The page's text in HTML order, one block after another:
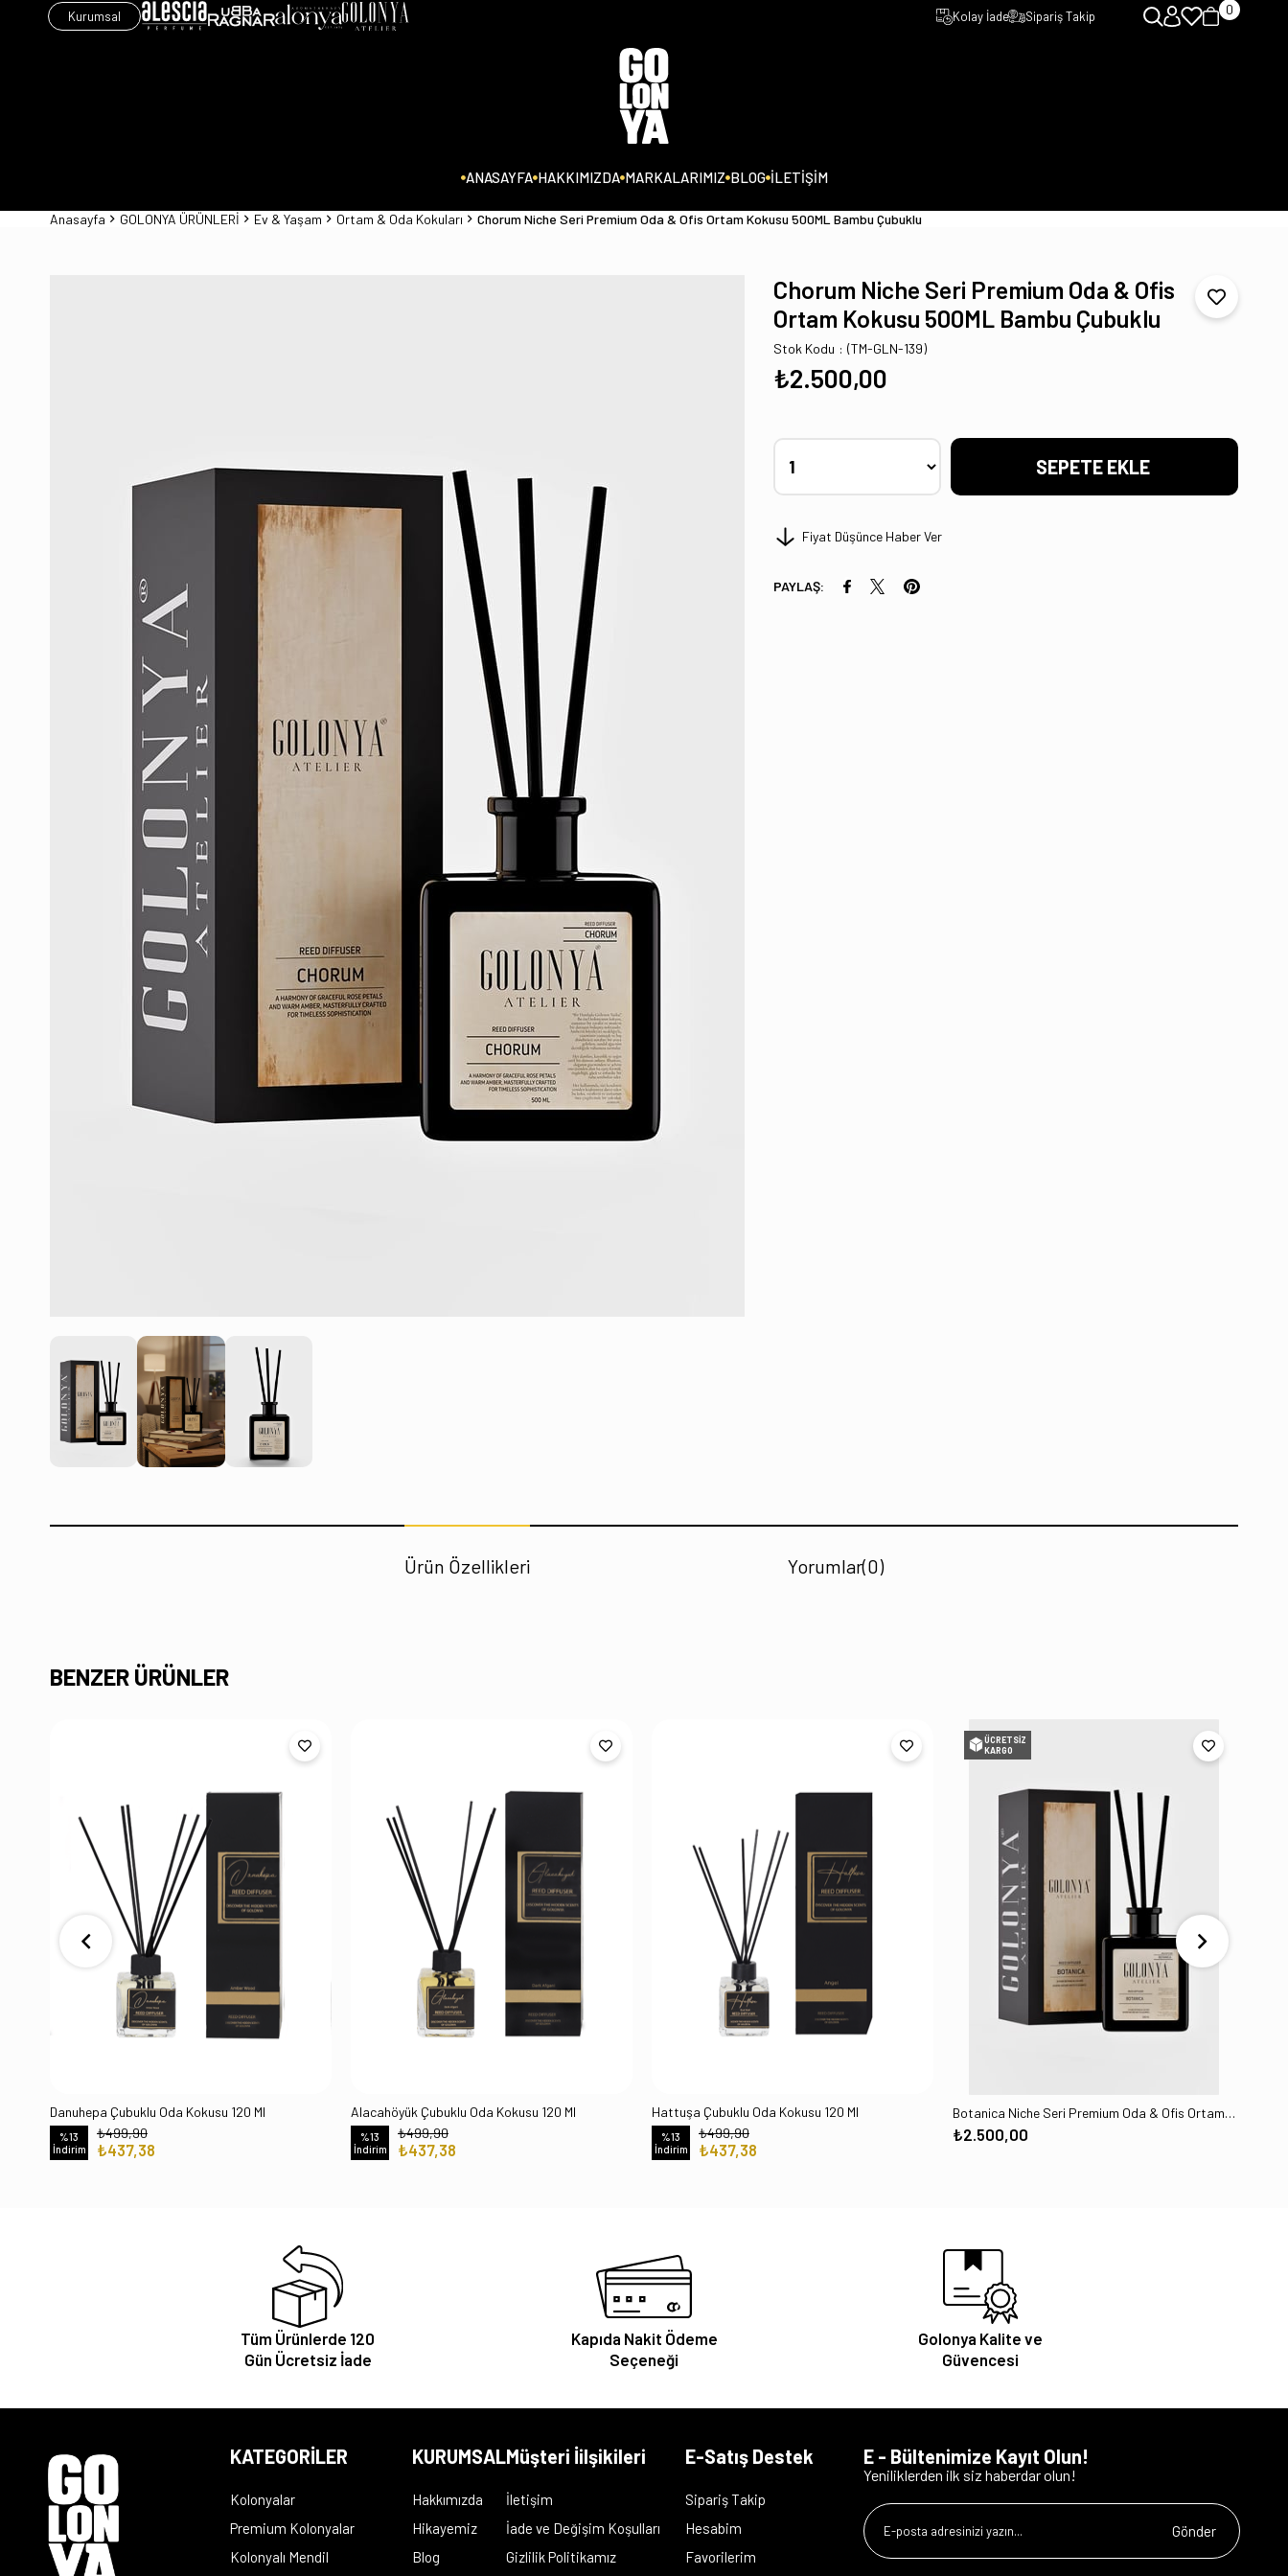
Kurumsal Kolay İade Sipariş Takip 0
ANASAYFA HAKKIMIZDA MARKALARIMIZ BLOG İLETİŞİM
Anasayfa GOLONYA ÜRÜNLERİ Ev & Yaşam Ortam & Oda Kokuları Chorum Niche Seri Premium Oda & Ofis Ortam Kokusu 500ML Bambu Çubuklu
Chorum Niche Seri Premium Oda & Ofis
Ortam Kokusu 500ML Bambu Çubuklu
Stok Kodu (TM-GLN-139)
₺2.500,00
Fiyat Düşünce Haber Ver
PAYLAŞ:
Ürün Özellikleri Yorumlar(0)
BENZER ÜRÜNLER
Danuhepa Çubuklu Oda Kokusu 120 Ml
%13
İndirim
₺437,38
₺499,90
Alacahöyük Çubuklu Oda Kokusu 120 Ml
%13
İndirim
₺437,38
₺499,90
Hattuşa Çubuklu Oda Kokusu 120 Ml
%13
İndirim
₺437,38
₺499,90
Botanica Niche Seri Premium Oda & Ofis Ortam Kokusu 500ML Bambu Çubuklu
₺2.500,00
ÜCRETSIZ
KARGO
Tüm Ürünlerde 120
Gün Ücretsiz İade
Kapıda Nakit Ödeme
Seçeneği
Golonya Kalite ve
Güvencesi
KATEGORİLER
Kolonyalar
Premium Kolonyalar
Kolonyalı Mendil
KURUMSAL
Hakkımızda
Hikayemiz
Blog
Müşteri İilşikileri
İletişim
İade ve Değişim Koşulları
Gizlilik Politikamız
E-Satış Destek
Sipariş Takip
Hesabim
Favorilerim
E - Bültenimize Kayıt Olun!
Yeniliklerden ilk siz haberdar olun!
Gönder